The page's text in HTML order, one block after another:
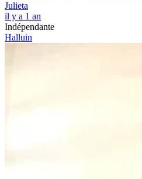
Julieta
il y a 1 an
Indépendante
Halluin